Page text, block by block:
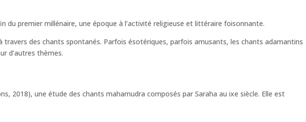
du premier millénaire, une époque à l’activité religieuse et littéraire foisonnante.
des chants spontanés. Parfois ésotériques, parfois amusants, les chants adamantins
d’autres thèmes.
2018), une étude des chants mahamudra composés par Saraha au ixe siècle. Elle est